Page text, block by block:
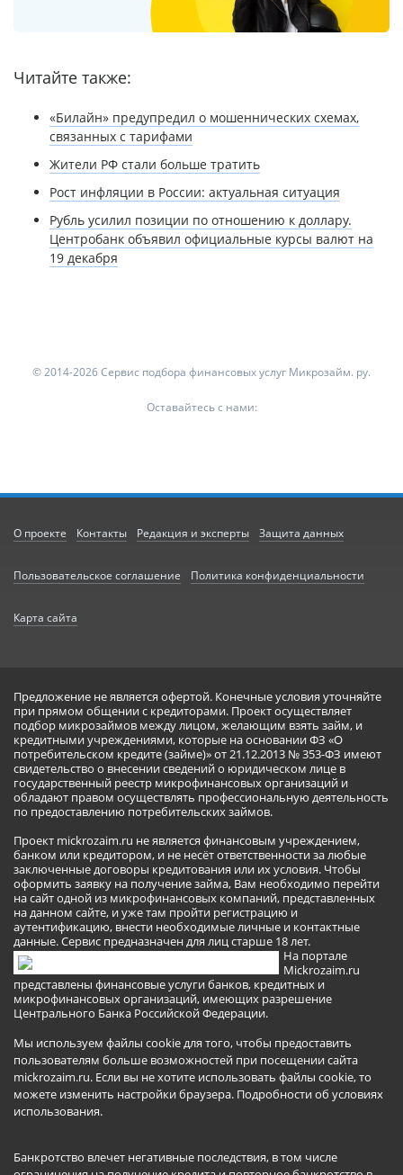
Читайте также:
«Билайн» предупредил о мошеннических схемах,
связанных с тарифами
Жители РФ стали больше тратить
Рост инфляции в России: актуальная ситуация
Рубль усилил позиции по отношению к доллару.
Центробанк объявил официальные курсы валют на
19 декабря
© 2014-2026 Сервис подбора финансовых услуг Микрозайм. ру.
Оставайтесь с нами:
О проекте Контакты Редакция и эксперты Защита данных
Пользовательское соглашение Политика конфиденциальности
Карта сайта
Предложение не является офертой. Конечные условия уточняйте
при прямом общении с кредиторами. Проект осуществляет
подбор микрозаймов между лицом, желающим взять займ, и
кредитными учреждениями, которые на основании ФЗ «О
потребительском кредите (займе)» от 21.12.2013 № 353-ФЗ имеют
свидетельство о внесении сведений о юридическом лице в
государственный реестр микрофинансовых организаций и
обладают правом осуществлять профессиональную деятельность
по предоставлению потребительских займов.
Проект mickrozaim.ru не является финансовым учреждением,
банком или кредитором, и не несёт ответственности за любые
заключенные договоры кредитования или их условия. Чтобы
оформить заявку на получение займа, Вам необходимо перейти
на сайт одной из микрофинансовых компаний, представленных
на данном сайте, и уже там пройти регистрацию и
аутентификацию, внести необходимые личные и контактные
данные. Сервис предназначен для лиц старше 18 лет.
На портале
Mickrozaim.ru
представлены финансовые услуги банков, кредитных и
микрофинансовых организаций, имеющих разрешение
Центрального Банка Российской Федерации.
Мы используем файлы cookie для того, чтобы предоставить
пользователям больше возможностей при посещении сайта
mickrozaim.ru. Если вы не хотите использовать файлы cookie, то
можете изменить настройки браузера. Подробности об условиях
использования.
Банкротство влечет негативные последствия, в том числе